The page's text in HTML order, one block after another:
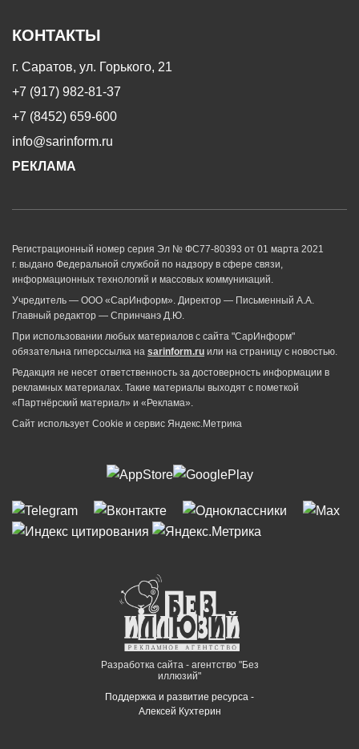
КОНТАКТЫ
г. Саратов, ул. Горького, 21
+7 (917) 982-81-37
+7 (8452) 659-600
info@sarinform.ru
РЕКЛАМА
Регистрационный номер серия Эл № ФС77-80393 от 01 марта 2021
г. выдано Федеральной службой по надзору в сфере связи,
информационных технологий и массовых коммуникаций.
Учредитель — ООО «СарИнформ». Директор — Письменный А.А.
Главный редактор — Спринчанэ Д.Ю.
При использовании любых материалов с сайта "СарИнформ"
обязательна гиперссылка на sarinform.ru или на страницу с новостью.
Редакция не несет ответственность за достоверность информации в
рекламных материалах. Такие материалы выходят с пометкой
«Партнёрский материал» и «Реклама».
Сайт использует Cookie и сервиc Яндекс.Метрика
Разработка сайта - агентство "Без
иллюзий"
Поддержка и развитие ресурса -
Алексей Кухтерин